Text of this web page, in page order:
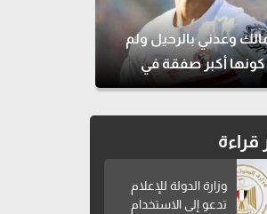
وعدني بالرحيل ولم
أكبر صفقة في
قراءة
وزارة الدولة للإعلام
تدعو إلى الاستخدام